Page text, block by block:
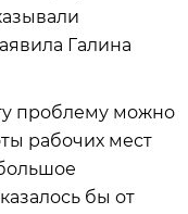
Галина
проблему можно
рабочих мест
бы от